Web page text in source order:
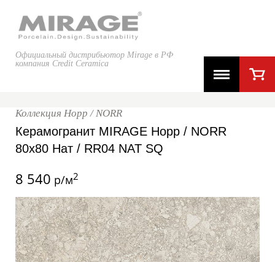
Официальный дистрибьютор Mirage в РФ
компания Credit Ceramica
Коллекция Норр / NORR
Керамогранит MIRAGE Норр / NORR
80x80 Нат / RR04 NAT SQ
8 540 р/м2